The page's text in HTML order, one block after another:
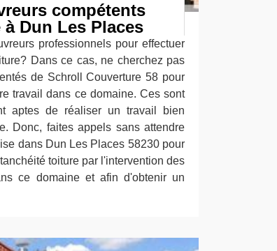
compétents
Dun Les Places
professionnels pour effectuer
Dans ce cas, ne cherchez pas
de Schroll Couverture 58 pour
travail dans ce domaine. Ces sont
aptes de réaliser un travail bien
Donc, faites appels sans attendre
dans Dun Les Places 58230 pour
toiture par l'intervention des
ce domaine et afin d'obtenir un